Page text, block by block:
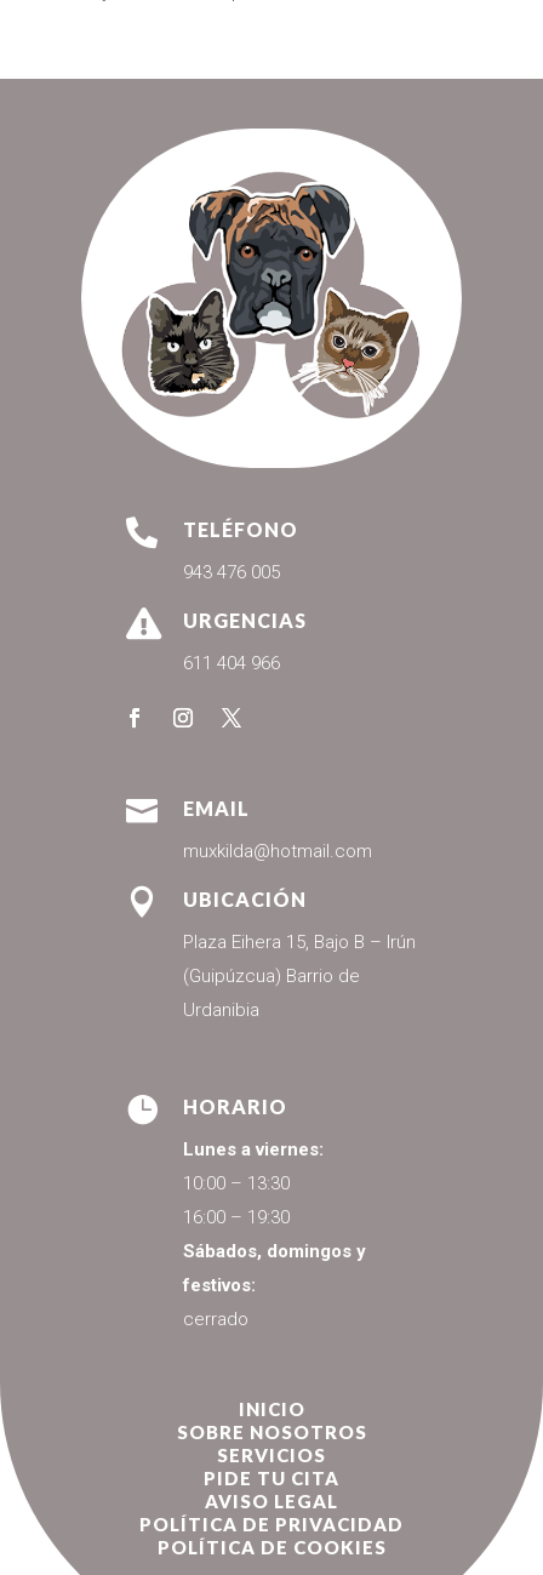
 TELÉFONO
943 476 005
 URGENCIAS
611 404 966
 EMAIL
muxkilda@hotmail.com
 UBICACIÓN
Plaza Eihera 15, Bajo B – Irún
(Guipúzcua) Barrio de
Urdanibia
 HORARIO
Lunes a viernes:
10:00 – 13:30
16:00 – 19:30
Sábados, domingos y
festivos:
cerrado
INICIO
SOBRE NOSOTROS
SERVICIOS
PIDE TU CITA
AVISO LEGAL
POLÍTICA DE PRIVACIDAD
POLÍTICA DE COOKIES